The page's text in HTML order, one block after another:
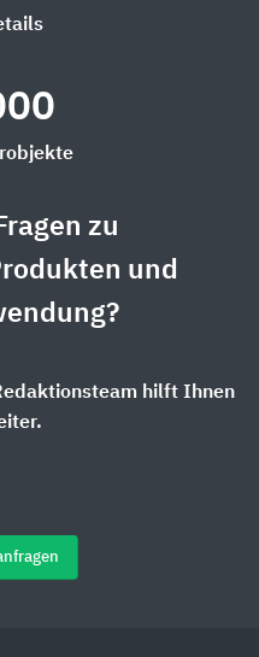
zu
und
hilft Ihnen